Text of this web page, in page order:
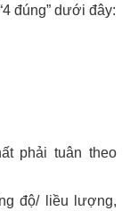
đúng” dưới đây:
phải tuân theo
độ/ liều lượng,